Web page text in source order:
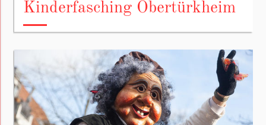
Kinderfasching Obertürkheim